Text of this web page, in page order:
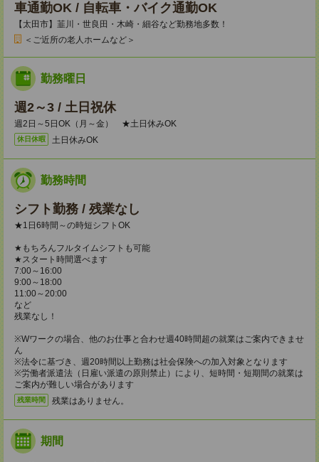
車通勤OK / 自転車・バイク通勤OK
【太田市】韮川・世良田・木崎・細谷など勤務地多数！
＜ご近所の老人ホームなど＞
勤務曜日
週2～3 / 土日祝休
週2日～5日OK（月～金） ★土日休みOK
休日休暇 土日休みOK
勤務時間
シフト勤務 / 残業なし
★1日6時間～の時短シフトOK
★もちろんフルタイムシフトも可能
★スタート時間選べます
7:00～16:00
9:00～18:00
11:00～20:00
など
残業なし！
※Wワークの場合、他のお仕事と合わせ週40時間超の就業はご案内できませ
ん
※法令に基づき、週20時間以上勤務は社会保険への加入対象となります
※労働者派遣法（日雇い派遣の原則禁止）により、短時間・短期間の就業は
ご案内が難しい場合があります
残業時間 残業はありません。
期間